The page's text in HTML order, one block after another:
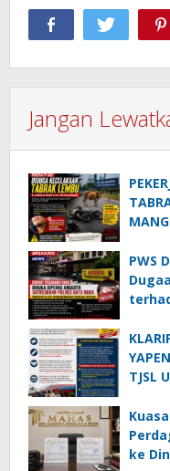
Jangan
PWS
PTDH
TJSL
ke